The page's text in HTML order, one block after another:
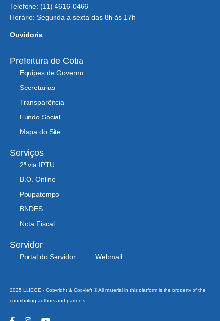
Telefone: (11) 4616-0466
Horário: Segunda a sexta das 8h às 17h
Ouvidoria
Prefeitura de Cotia
Equipes de Governo
Secretarias
Transparência
Fundo Social
Mapa do Site
Serviços
2ª via IPTU
B.O. Online
Poupatempo
BNDES
Nota Fiscal
Servidor
Portal do Servidor Webmail
2025 LLIÈGE - Copyright & Copyleft © All material in this platform is the property of the
contributing authors and partners.